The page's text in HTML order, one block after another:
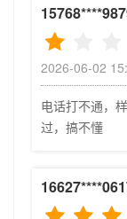
2026-06-02
电话打不通，
过，搞不懂